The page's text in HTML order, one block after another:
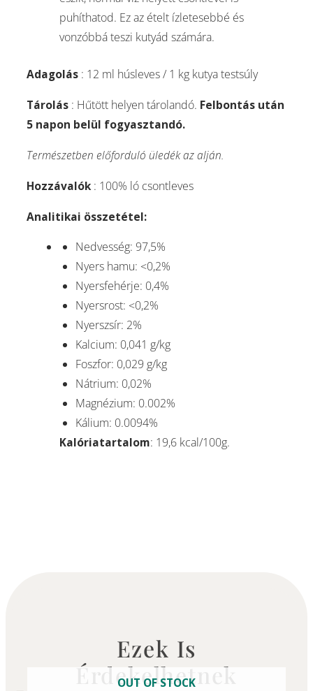
puhíthatod. Ez az ételt ízletesebbé és
vonzóbbá teszi kutyád számára.
Adagolás : 12 ml húsleves / 1 kg kutya testsúly
Tárolás : Hűtött helyen tárolandó. Felbontás után
5 napon belül fogyasztandó.
Természetben előforduló üledék az alján.
Hozzávalók: 100% ló csontleves
Analitikai összetétel:
Nedvesség: 97,5%
Nyers hamu: <0,2%
Nyersfehérje: 0,4%
Nyersrost: <0,2%
Nyerszsír: 2%
Kalcium: 0,041 g/kg
Foszfor: 0,029 g/kg
Nátrium: 0,02%
Magnézium: 0.002%
Kálium: 0.0094%
Kalóriatartalom: 19,6 kcal/100g.
Ezek Is
Érdekelhetnek
OUT OF STOCK